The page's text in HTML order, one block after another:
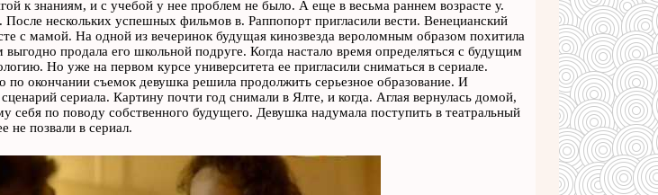
к знаниям, и с учебой у нее проблем не было. А еще в весьма раннем возрасте у.
После нескольких успешных фильмов в. Раппопорт пригласили вести. Венецианский
с мамой. На одной из вечеринок будущая кинозвезда вероломным образом похитила
продала его школьной подруге. Когда настало время определяться с будущим
Но уже на первом курсе университета ее пригласили сниматься в сериале.
окончании съемок девушка решила продолжить серьезное образование. И
сериала. Картину почти год снимали в Ялте, и когда. Аглая вернулась домой,
себя по поводу собственного будущего. Девушка надумала поступить в театральный
не позвали в сериал.